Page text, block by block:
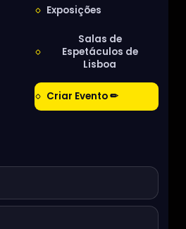
Exposições
Salas de
Espetáculos de
Lisboa
Criar Evento ✏